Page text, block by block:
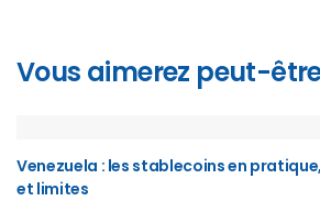
Vous aimerez peut-
Venezuela : les stablecoins en
et limites